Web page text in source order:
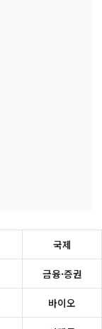
국제
금융·증권
바이오